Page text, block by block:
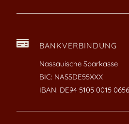
 BANKVERBINDUNG
Nassauische Sparkasse
BIC: NASSDE55XXX
IBAN: DE94 5105 0015